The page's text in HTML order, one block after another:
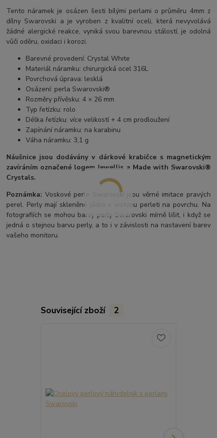
Tento náramek je osázen šesti bílými perlami o průměru 4mm z
dílny Swarovski a je vyroben z kvalitní oceli, která nevyvolává
žádné alergické reakce, vyniká svou barevnou stálostí, je odolná
vůči oděru, oxidaci i korozi.
Barevné provedení: Crystal White
Materiál náramku: chirurgická ocel 316L
Povrchová úprava: lesklá
Osázení: perla Swarovski®
Rozměry přívěsku: 4 × 26 mm
Typ řetízku: rolo
Délka řetízku: více velikostí + 4 cm prodloužení
Zapínání náramku: na karabinu
Váha náramku: 3,1 g
Náušnice jsou dodávány v dárkové krabičce s magnetickým
zavíráním označené logem Jewellis a Made with Swarovski®
Crystals.
Poznámka: Voskové perle Swarovski jsou věrné imitace pravých
perel. Perly mají skleněné jádro s vrstvou perleti na povrchu. Na
fotografiích se mohou barvy perly Swarovski mírně lišit, i když se
jedná o stejnou barvu perly, a to i v závislosti na nastavení barev
vašeho monitoru.
Související zboží 2